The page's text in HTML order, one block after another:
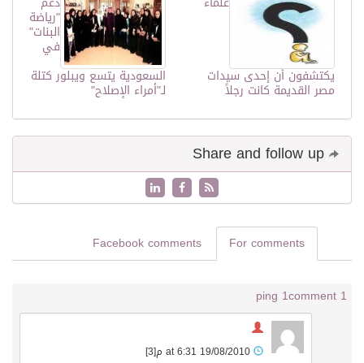
"رياضة
البنات"
في
السعودية يتسع ويبلور كتلة
لـ"أمراء الإصلاح"
يكتشفون أن إحدى سيدات
مصر القديمة كانت رجلاً
For comments
Facebook comments
1 comment
1 ping
[3]